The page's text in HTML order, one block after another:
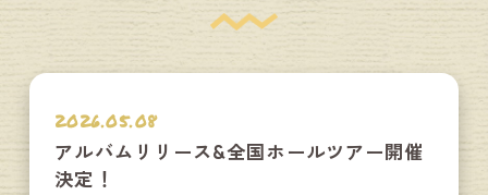
2026.05.08
アルバムリリース&全国ホールツアー開催
決定！